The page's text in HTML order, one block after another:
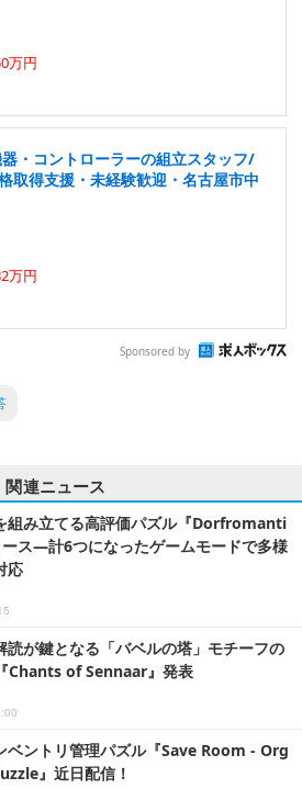
万円
器・コントローラーの組立スタッフ/
取得支援・未経験歓迎・名古屋市中
万円
Sponsored by
関連ニュース
組み立てる高評価パズル『Dorfromanti
ス―計6つになったゲームモードで多様
応
読が鍵となる「バベルの塔」モチーフの
Chants of Sennaar』発表
ベントリ管理パズル『Save Room - Org
』近日配信！